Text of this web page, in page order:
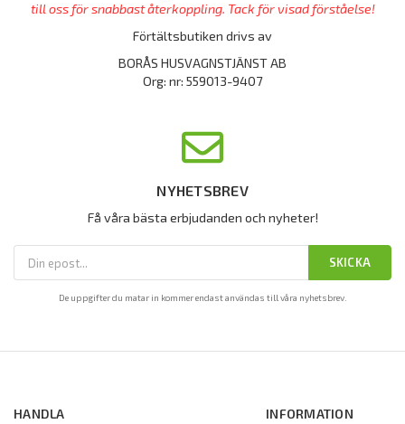
till oss för snabbast återkoppling. Tack för visad förståelse!
Förtältsbutiken drivs av
BORÅS HUSVAGNSTJÄNST AB
Org: nr: 559013-9407
NYHETSBREV
Få våra bästa erbjudanden och nyheter!
SKICKA
De uppgifter du matar in kommer endast användas till våra nyhetsbrev.
HANDLA
INFORMATION